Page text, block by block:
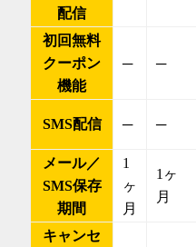
配信
初回無料
クーポン
機能
─ ─
SMS配信 ─ ─
メール／
SMS保存
期間
1
ヶ
月
1ヶ
月
キャンセ